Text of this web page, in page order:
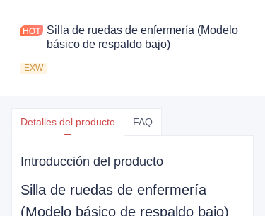
Silla de ruedas de enfermería (Modelo
básico de respaldo bajo)
EXW
Detalles del producto FAQ
Introducción del producto
Silla de ruedas de enfermería
(Modelo básico de respaldo bajo)